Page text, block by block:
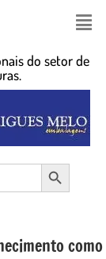
do setor de
Search Button
como